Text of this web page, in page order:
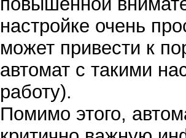
настройке очень
может привести к
автомат с такими
работу).
Помимо этого,